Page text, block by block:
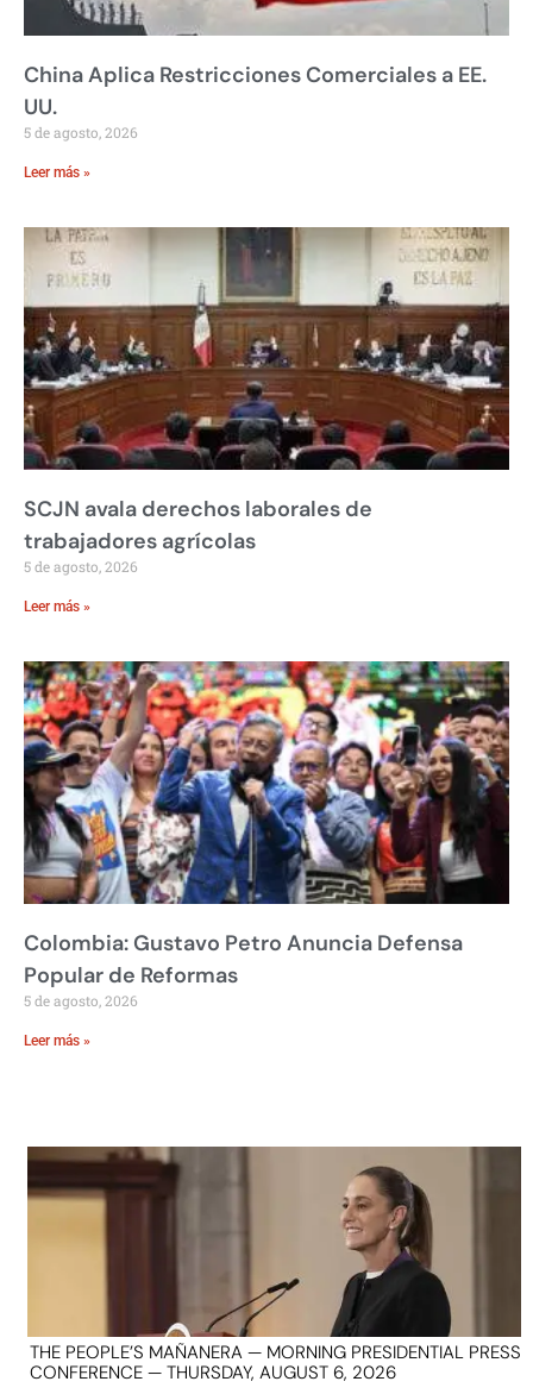
China Aplica Restricciones Comerciales a EE.
UU.
5 de agosto, 2026
Leer más »
SCJN avala derechos laborales de
trabajadores agrícolas
5 de agosto, 2026
Leer más »
Colombia: Gustavo Petro Anuncia Defensa
Popular de Reformas
5 de agosto, 2026
Leer más »
THE PEOPLE’S MAÑANERA — MORNING PRESIDENTIAL PRESS
CONFERENCE — THURSDAY, AUGUST 6, 2026